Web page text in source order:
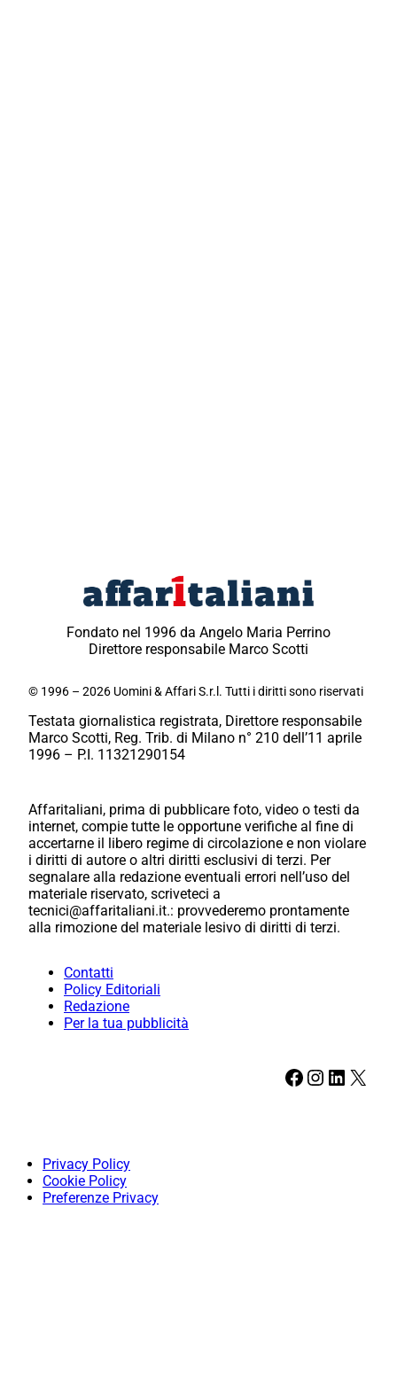
Fondato nel 1996 da Angelo Maria Perrino
Direttore responsabile Marco Scotti
© 1996 – 2026 Uomini & Affari S.r.l. Tutti i diritti sono riservati
Testata giornalistica registrata, Direttore responsabile
Marco Scotti, Reg. Trib. di Milano n° 210 dell’11 aprile
1996 – P.I. 11321290154
Affaritaliani, prima di pubblicare foto, video o testi da
internet, compie tutte le opportune verifiche al fine di
accertarne il libero regime di circolazione e non violare
i diritti di autore o altri diritti esclusivi di terzi. Per
segnalare alla redazione eventuali errori nell’uso del
materiale riservato, scriveteci a
tecnici@affaritaliani.it.: provvederemo prontamente
alla rimozione del materiale lesivo di diritti di terzi.
Contatti
Policy Editoriali
Redazione
Per la tua pubblicità
Facebook Instagram LinkedIn X
Privacy Policy
Cookie Policy
Preferenze Privacy